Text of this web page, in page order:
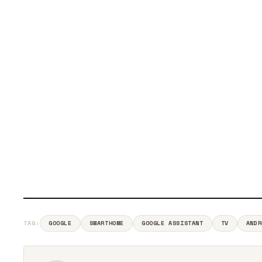
TAG: GOOGLE SMARTHOME GOOGLE ASSISTANT TV